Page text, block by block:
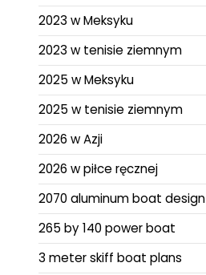
2023 w Meksyku
2023 w tenisie ziemnym
2025 w Meksyku
2025 w tenisie ziemnym
2026 w Azji
2026 w piłce ręcznej
2070 aluminum boat design
265 by 140 power boat
3 meter skiff boat plans